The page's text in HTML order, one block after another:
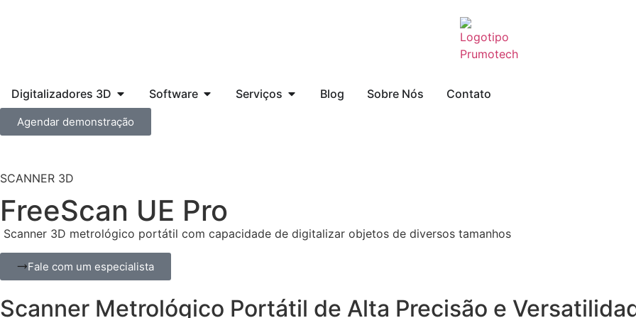
Digitalizadores 3D Software Serviços Blog Sobre Nós Contato
Agendar demonstração
SCANNER 3D
FreeScan UE Pro
Scanner 3D metrológico portátil com capacidade de digitalizar objetos de diversos tamanhos
Fale com um especialista
Scanner Metrológico Portátil de Alta Precisão e